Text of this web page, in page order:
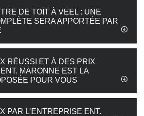
DE TOIT À VEEL : UNE
SERA APPORTÉE PAR
RÉUSSI ET À DES PRIX
MARONNE EST LA
POUR VOUS
PAR L’ENTREPRISE ENT.